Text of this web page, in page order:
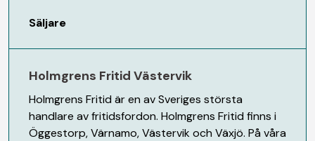
Säljare
Holmgrens Fritid Västervik
Holmgrens Fritid är en av Sveriges största
handlare av fritidsfordon. Holmgrens Fritid finns i
Öggestorp, Värnamo, Västervik och Växjö. På våra